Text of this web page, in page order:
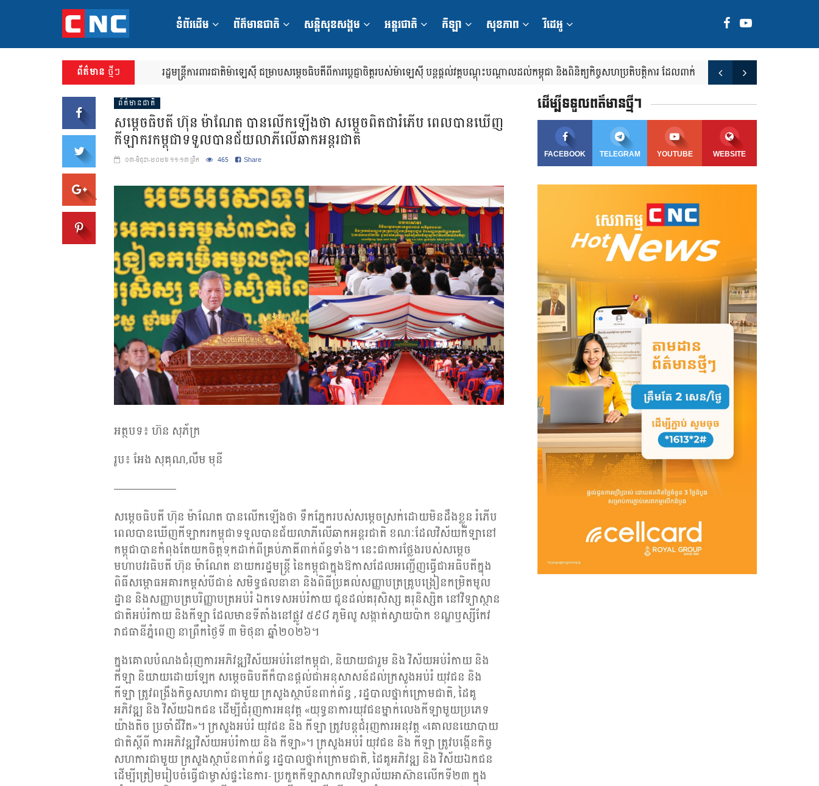
ទំ​​ព័​​រ​ដើ​ម​ ព័ត៌មានជាតិ សន្តិសុខសង្គម អន្តរជាតិ កីឡា សុខភាព វី​​ដេ​អូ
ព័ត៌មាន ថ្មីៗ
រដ្ឋមន្ត្រីការពារជាតិម៉ាឡេស៊ី ជម្រាបសម្តេចធិបតីពីការប្ដេជ្ញាចិត្តរបស់ម៉ាឡេស៊ី បន្តផ្តល់វគ្គបណ្តុះបណ្តាលដល់កម្ពុជា និងពិនិត្យកិច្ចសហប្រតិបត្តិការ ដែលពាក់
ព្រឹកនេះ សម្តេចធិបតី ហ៊ុន ម៉ាណែត ទទួលជួបពិភាក្សាការងារជាមួយឯកឧត្តម រដ្ឋមន្ត្រីក្រសួងការពារជាតិម៉ាឡេសុី
ក្រសួងប្រៃសណីយ៍ និងភាគីពាក់ព័ន្
ព័ត៌មានជាតិ
សម្តេចធិបតី ហ៊ុន ម៉ាណែត បានលើកឡើងថា សម្តេចពិតជារំភើប ពេលបានឃើញ
កីឡាករកម្ពុជាទទួលបានជ័យលាភីលើឆាកអន្តរជាតិ
០៣-មិថុនា-២០២៦ ១១:១៣ ព្រឹក 465 Share
អត្ថបទ៖ ហ៊ន សុភ័ក្រ
រូប៖ អែង សុគុណ,លឹម មុនី
——————
សម្តេចធិបតី ហ៊ុន ម៉ាណែត បានលើកឡើងថា ទឹកភ្នែករបស់សម្តេចស្រក់ដោយមិនដឹងខ្លួន រំភើប
ពេលបានឃើញកីឡាករកម្ពុជាទទួលបានជ័យលាភីលើឆាកអន្តរជាតិ ខណៈដែលវិស័យកីឡានៅ
កម្ពុជាបានកំពុងតែយកចិត្តទុកដាក់ពីគ្រប់ភាគីពាក់ព័ន្ធទាំង។ នេះជាការថ្លែងរបស់សម្តេច
មហាបវរធិបតី ហ៊ុន ម៉ាណែត នាយករដ្ឋមន្រ្តី នៃកម្ពុជាក្នុងឱកាសដែលអញ្ជើញធ្វើជាអធិបតីក្នុង
ពិធីសម្ពោធអគារកម្ពស់បីជាន់ សមិទ្ធផលនានា និងពិធីប្រគល់សញ្ញាបត្រគ្រូបង្រៀនកម្រិតមូល
ដ្ឋាន និងសញ្ញាបត្របរិញ្ញាបត្រអប់រំ ឯកទេសអប់រំកាយ ជូនដល់គរុសិស្ស គរុនិស្សិត នៅវិទ្យាស្ថាន
ជាតិអប់រំកាយ និងកីឡា ដែលមានទីតាំងនៅផ្លូវ ៥៩៨ ភូមិលូ សង្កាត់ស្វាយប៉ាក ខណ្ឌឬស្សីកែវ
រាជធានីភ្នំពេញ នាព្រឹកថ្ងៃទី ៣ មិថុនា ឆ្នាំ២០២៦។
ក្នុងគោលបំណងជំរុញការអភិវឌ្ឍវិស័យអប់រំនៅកម្ពុជា, និយាយជារួម និង វិស័យអប់រំកាយ និង
កីឡា និយាយដោយឡែក សម្តេចធិបតីក៏បានផ្តល់ជាអនុសាសន៍ដល់ក្រសួងអប់រំ យុវជន និង
កីឡា ត្រូវពង្រឹងកិច្ចសហការ ជាមួយ ក្រសួងស្ថាប័នពាក់ព័ន្ធ , រដ្ឋបាលថ្នាក់ក្រោមជាតិ, ដៃគូ
អភិវឌ្ឍ និង វិស័យឯកជន ដើម្បីជំរុញការអនុវត្ត «យុទ្ធនាការយុវជនម្នាក់លេងកីឡាមួយប្រភេទ
យ៉ាងតិច ប្រចាំជីវិត»។ ក្រសួងអប់រំ យុវជន និង កីឡា ត្រូវបន្តជំរុញការអនុវត្ត «គោលនយោបាយ
ជាតិស្តីពី ការអភិវឌ្ឍវិស័យអប់រំកាយ និង កីឡា»។ ក្រសួងអប់រំ យុវជន និង កីឡា ត្រូវបង្កើនកិច្ច
សហការជាមួយ ក្រសួងស្ថាប័នពាក់ព័ន្ធ រដ្ឋបាលថ្នាក់ក្រោមជាតិ, ដៃគូអភិវឌ្ឍ និង វិស័យឯកជន
ដើម្បីត្រៀមរៀបចំធ្វើជាម្ចាស់ផ្ទះនៃការ- ប្រកួតកីឡាសាកលវិទ្យាល័យអាស៊ានលើកទី២៣ ក្នុង
ដើម្បីទទួលពត៌មានថ្មីៗ
FACEBOOK TELEGRAM YOUTUBE WEBSITE